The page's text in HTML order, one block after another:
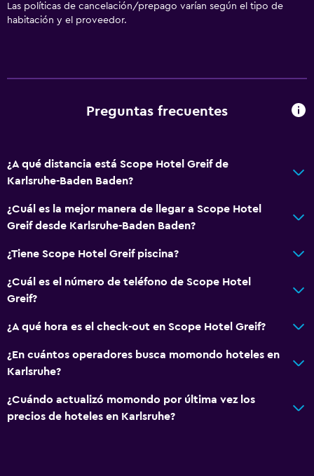
Las políticas de cancelación/prepago varían según el tipo de
habitación y el proveedor.
Preguntas frecuentes
¿A qué distancia está Scope Hotel Greif de
Karlsruhe-Baden Baden?
¿Cuál es la mejor manera de llegar a Scope Hotel
Greif desde Karlsruhe-Baden Baden?
¿Tiene Scope Hotel Greif piscina?
¿Cuál es el número de teléfono de Scope Hotel
Greif?
¿A qué hora es el check-out en Scope Hotel Greif?
¿En cuántos operadores busca momondo hoteles en
Karlsruhe?
¿Cuándo actualizó momondo por última vez los
precios de hoteles en Karlsruhe?